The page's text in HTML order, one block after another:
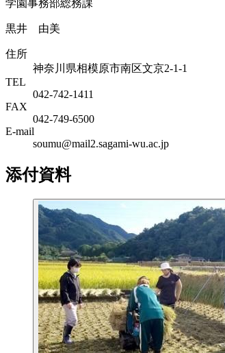
学園事務部総務課
黒井 由美
住所
神奈川県相模原市南区文京2-1-1
TEL
042-742-1411
FAX
042-749-6500
E-mail
soumu@mail2.sagami-wu.ac.jp
添付資料